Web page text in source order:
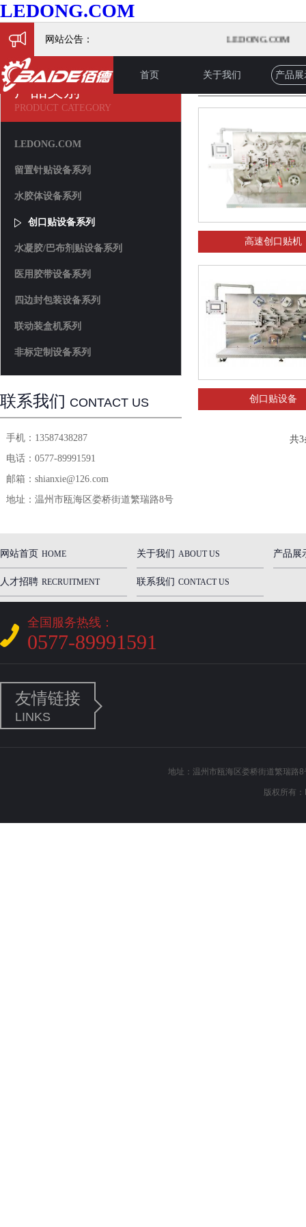
LEDONG.COM
首页 关于我们 产品展
网站公告： LEDONG.COM
产品类别
PRODUCT CATEGORY
LEDONG.COM
留置针贴设备系列
水胶体设备系列
创口贴设备系列
水凝胶/巴布剂贴设备系列
医用胶带设备系列
四边封包装设备系列
联动装盒机系列
非标定制设备系列
联系我们 CONTACT US
手机： 13587438287
电话： 0577-89991591
邮箱： shianxie@126.com
地址： 温州市瓯海区娄桥街道繁瑞路8号
产品展示
高速创口贴机
创口贴设备
共3
网站首页 HOME 关于我们 ABOUT US 产品展
人才招聘 RECRUITMENT 联系我们 CONTACT US
全国服务热线：
0577-89991591
友情链接
LINKS
地址：温州市瓯海区娄桥街道繁
版权所有